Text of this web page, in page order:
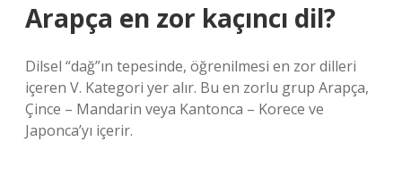
Arapça en zor kaçıncı dil?
Dilsel “dağ”ın tepesinde, öğrenilmesi en zor dilleri
içeren V. Kategori yer alır. Bu en zorlu grup Arapça,
Çince – Mandarin veya Kantonca – Korece ve
Japonca’yı içerir.